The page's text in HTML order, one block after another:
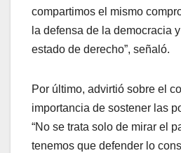
compartimos el mismo
la defensa de la democracia
estado de derecho”, señaló.
Por último, advirtió sobre el
importancia de sostener las
“No se trata solo de mirar el
tenemos que defender lo